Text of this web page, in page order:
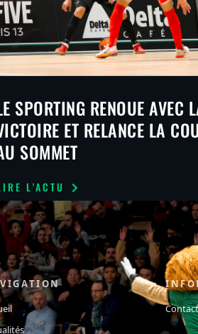
SPORTING RENOUE AVEC
ET RELANCE LA
SOMMET
L'ACTU
Contact